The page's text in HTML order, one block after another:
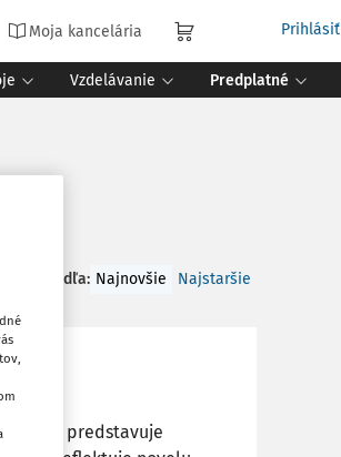
Moja kancelária Prihlásiť
Vzdelávanie Predplatné
Zoradiť podľa: Najnovšie Najstaršie
eur, čo predstavuje